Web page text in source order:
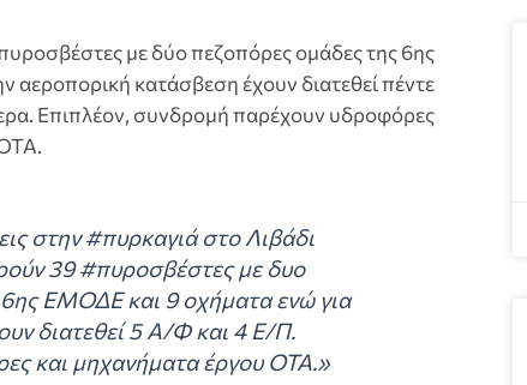
με δύο πεζοπόρες ομάδες της 6ης
αεροπορική κατάσβεση έχουν διατεθεί πέντε
Επιπλέον, συνδρομή παρέχουν υδροφόρες
στην #πυρκαγιά στο Λιβάδι
39 #πυροσβέστες με δυο
ΕΜΟΔΕ και 9 οχήματα ενώ για
διατεθεί 5 Α/Φ και 4 Ε/Π.
και μηχανήματα έργου ΟΤΑ.»